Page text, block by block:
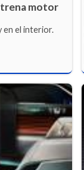
motor
en el interior.